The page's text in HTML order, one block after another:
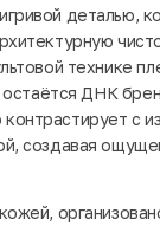
деталью,
технике
ДНК
с
создавая